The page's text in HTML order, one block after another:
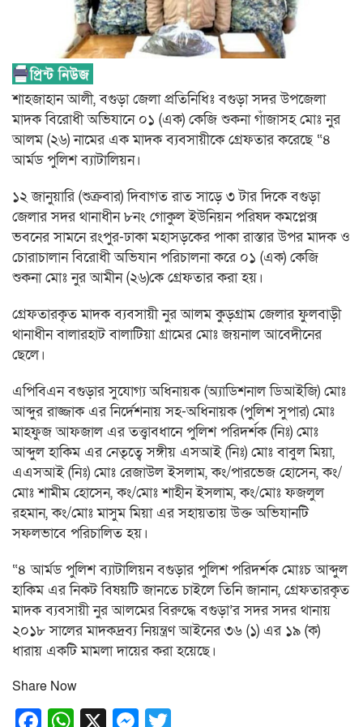
শাহজাহান আলী, বগুড়া জেলা প্রতিনিধিঃ বগুড়া সদর উপজেলা
মাদক বিরোধী অভিযানে ০১ (এক) কেজি শুকনা গাঁজাসহ মোঃ নুর
আলম (২৬) নামের এক মাদক ব্যবসায়ীকে গ্রেফতার করেছে “৪
আর্মড পুলিশ ব্যাটালিয়ন।
১২ জানুয়ারি (শুক্রবার) দিবাগত রাত সাড়ে ৩ টার দিকে বগুড়া
জেলার সদর থানাধীন ৮নং গোকুল ইউনিয়ন পরিষদ কমপ্লেক্স
ভবনের সামনে রংপুর-ঢাকা মহাসড়কের পাকা রাস্তার উপর মাদক ও
চোরাচালান বিরোধী অভিযান পরিচালনা করে ০১ (এক) কেজি
শুকনা মোঃ নুর আমীন (২৬)কে গ্রেফতার করা হয়।
গ্রেফতারকৃত মাদক ব্যবসায়ী নুর আলম কুড়গ্রাম জেলার ফুলবাড়ী
থানাধীন বালারহাট বালাটিয়া গ্রামের মোঃ জয়নাল আবেদীনের
ছেলে।
এপিবিএন বগুড়ার সুযোগ্য অধিনায়ক (অ্যাডিশনাল ডিআইজি) মোঃ
আব্দুর রাজ্জাক এর নির্দেশনায় সহ-অধিনায়ক (পুলিশ সুপার) মোঃ
মাহফুজ আফজাল এর তত্ত্বাবধানে পুলিশ পরিদর্শক (নিঃ) মোঃ
আব্দুল হাকিম এর নেতৃত্বে সঙ্গীয় এসআই (নিঃ) মোঃ বাবুল মিয়া,
এএসআই (নিঃ) মোঃ রেজাউল ইসলাম, কং/পারভেজ হোসেন, কং/
মোঃ শামীম হোসেন, কং/মোঃ শাহীন ইসলাম, কং/মোঃ ফজলুল
রহমান, কং/মোঃ মাসুম মিয়া এর সহায়তায় উক্ত অভিযানটি
সফলভাবে পরিচালিত হয়।
“৪ আর্মড পুলিশ ব্যাটালিয়ন বগুড়ার পুলিশ পরিদর্শক মোঃচ আব্দুল
হাকিম এর নিকট বিষয়টি জানতে চাইলে তিনি জানান, গ্রেফতারকৃত
মাদক ব্যবসায়ী নুর আলমের বিরুদ্ধে বগুড়া’র সদর সদর থানায়
২০১৮ সালের মাদকদ্রব্য নিয়ন্ত্রণ আইনের ৩৬ (১) এর ১৯ (ক)
ধারায় একটি মামলা দায়ের করা হয়েছে।
Share Now